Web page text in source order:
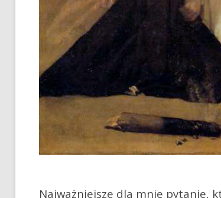
Najważniejsze dla mnie pytanie,